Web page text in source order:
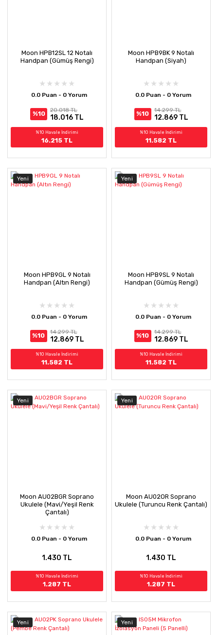
Moon HPB12SL 12 Notalı
Handpan (Gümüş Rengi)
0.0 Puan - 0 Yorum
%10
20.018 TL
18.016 TL
%10 Havale İndirimi
16.215 TL
Moon HPB9BK 9 Notalı
Handpan (Siyah)
0.0 Puan - 0 Yorum
%10
14.299 TL
12.869 TL
%10 Havale İndirimi
11.582 TL
Yeni
Moon HPB9GL 9 Notalı
Handpan (Altın Rengi)
0.0 Puan - 0 Yorum
%10
14.299 TL
12.869 TL
%10 Havale İndirimi
11.582 TL
Yeni
Moon HPB9SL 9 Notalı
Handpan (Gümüş Rengi)
0.0 Puan - 0 Yorum
%10
14.299 TL
12.869 TL
%10 Havale İndirimi
11.582 TL
Yeni
Moon AU02BGR Soprano
Ukulele (Mavi/Yeşil Renk
Çantalı)
0.0 Puan - 0 Yorum
1.430 TL
%10 Havale İndirimi
1.287 TL
Yeni
Moon AU02OR Soprano
Ukulele (Turuncu Renk Çantalı)
0.0 Puan - 0 Yorum
1.430 TL
%10 Havale İndirimi
1.287 TL
Yeni Yeni